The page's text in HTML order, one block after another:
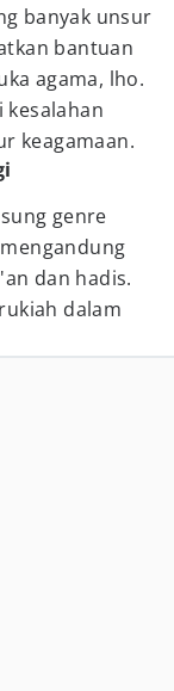
banyak unsur
bantuan
agama, lho.
keagamaan.
genre
dan hadis.
dalam